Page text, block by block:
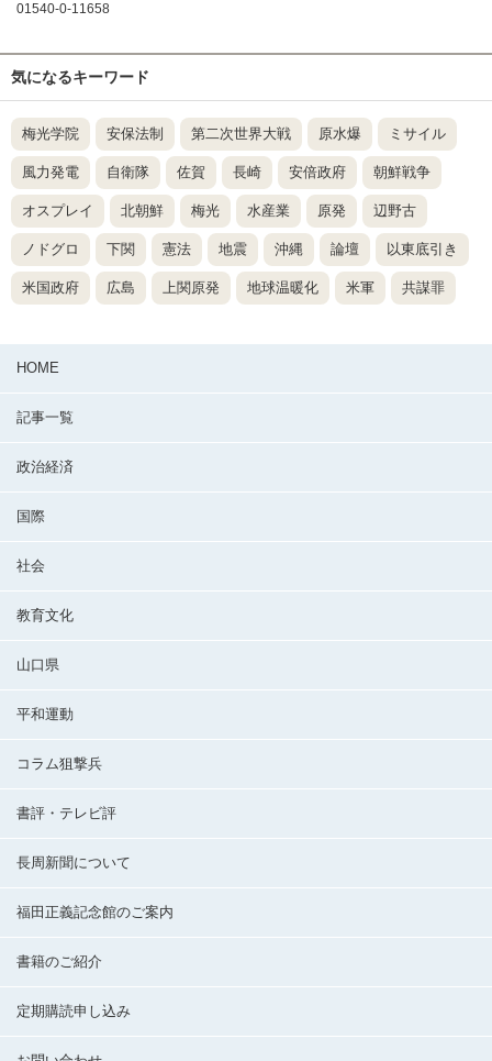
01540-0-11658
気になるキーワード
梅光学院 安保法制 第二次世界大戦 原水爆 ミサイル
風力発電 自衛隊 佐賀 長崎 安倍政府 朝鮮戦争
オスプレイ 北朝鮮 梅光 水産業 原発 辺野古
ノドグロ 下関 憲法 地震 沖縄 論壇 以東底引き
米国政府 広島 上関原発 地球温暖化 米軍 共謀罪
HOME
記事一覧
政治経済
国際
社会
教育文化
山口県
平和運動
コラム狙撃兵
書評・テレビ評
長周新聞について
福田正義記念館のご案内
書籍のご紹介
定期購読申し込み